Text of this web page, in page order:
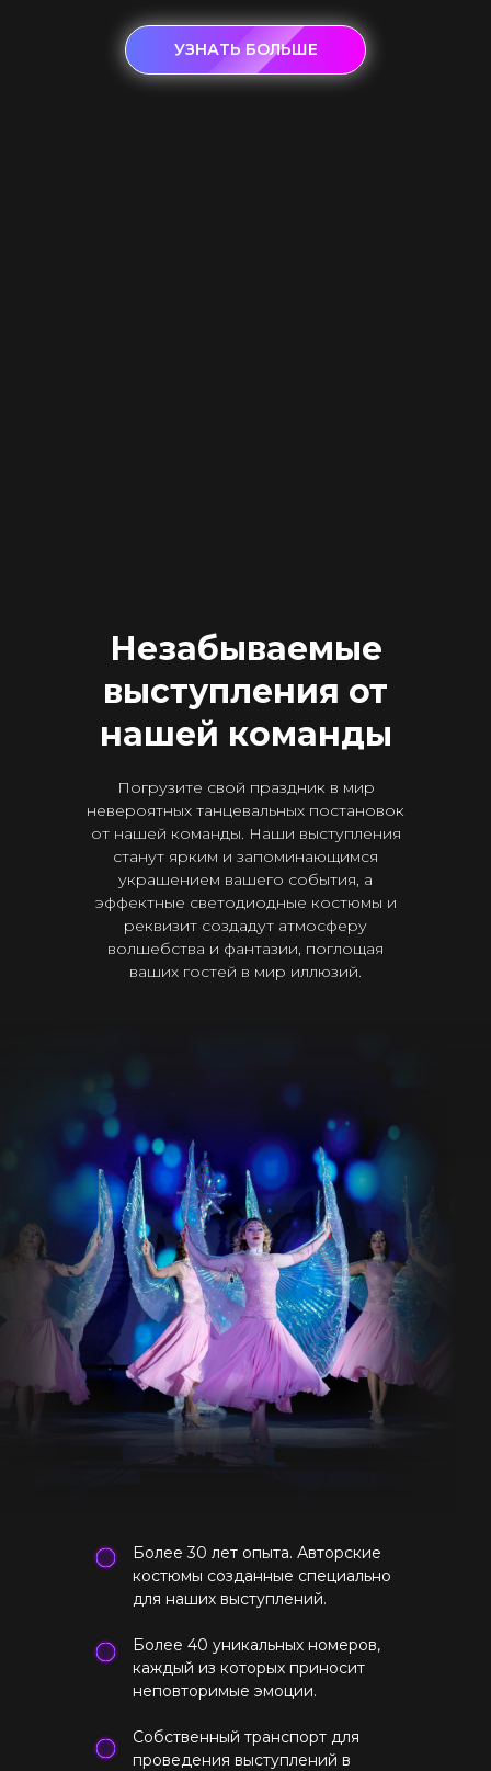
УЗНАТЬ БОЛЬШЕ
Погрузите свой праздник в мир
невероятных танцевальных постановок
от нашей команды. Наши выступления
станут ярким и запоминающимся
украшением вашего события, а
эффектные светодиодные костюмы и
реквизит создадут атмосферу
волшебства и фантазии, поглощая
ваших гостей в мир иллюзий.
Незабываемые
выступления от
нашей команды
Более 30 лет опыта. Авторские
костюмы созданные специально
для наших выступлений.
Более 40 уникальных номеров,
каждый из которых приносит
неповторимые эмоции.
Собственный транспорт для
проведения выступлений в